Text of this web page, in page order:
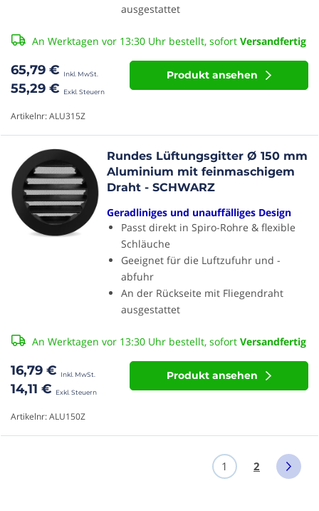
ausgestattet
65,79 €
55,29 €
An Werktagen vor 13:30 Uhr bestellt, sofort Versandfertig
Produkt ansehen
Artikelnr: ALU315Z
Rundes Lüftungsgitter Ø 150 mm
Aluminium mit feinmaschigem
Draht - SCHWARZ
Geradliniges und unauffälliges Design
Passt direkt in Spiro-Rohre & flexible
Schläuche
Geeignet für die Luftzufuhr und -
abfuhr
An der Rückseite mit Fliegendraht
ausgestattet
16,79 €
14,11 €
An Werktagen vor 13:30 Uhr bestellt, sofort Versandfertig
Produkt ansehen
Artikelnr: ALU150Z
1 2